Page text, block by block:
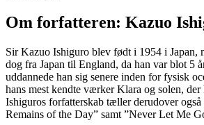
Om forfatteren: Kazuo
Sir Kazuo Ishiguro blev født i 1954 i Japan,
dog fra Japan til England, da han var blot 5
uddannede han sig senere inden for fysisk
hans mest kendte værker Klara og solen, der
Ishiguros forfatterskab tæller derudover
Remains of the Day” samt ”Never Let Me